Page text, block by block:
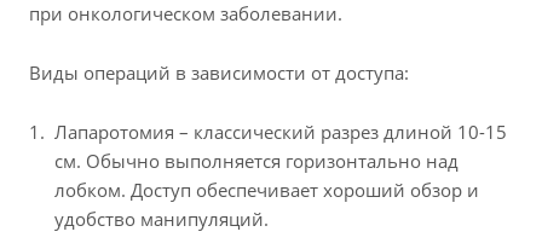
при онкологическом заболевании.
Виды операций в зависимости от доступа:
Лапаротомия – классический разрез длиной 10-15
см. Обычно выполняется горизонтально над
лобком. Доступ обеспечивает хороший обзор и
удобство манипуляций.